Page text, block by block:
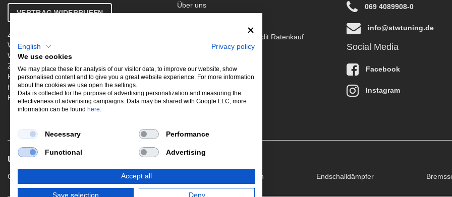
VERTRAG WIDERRUFEN
Zahlung & Versand
Widerrufsbelehrung
Warenkorb
Zur Kasse
Hinweis zur Altölentsorgung
Hinweis zur Batterieentsorgung
Händler werden
Über uns
Kontakt
Ergänzende AGB EasyCredit Ratenkauf
Datenschutzerklärung
Jobs
Newsletter
069 4089908-0
info@stwtuning.de
Social Media
Facebook
Instagram
UNSERE BELIEBTESTEN PRODUKTE
Gewindefahrwerke Performance Auspuffklappen Endschalldämpfer
English
Privacy policy
We use cookies
We may place these for analysis of our visitor data, to improve our website, show
personalised content and to give you a great website experience. For more information
about the cookies we use open the settings.
Data is collected for the purpose of advertising personalization and measuring the
effectiveness of advertising campaigns. Data may be shared with Google LLC, more
information can be found here.
Necessary Performance
Functional Advertising
Accept all
Save selection Deny